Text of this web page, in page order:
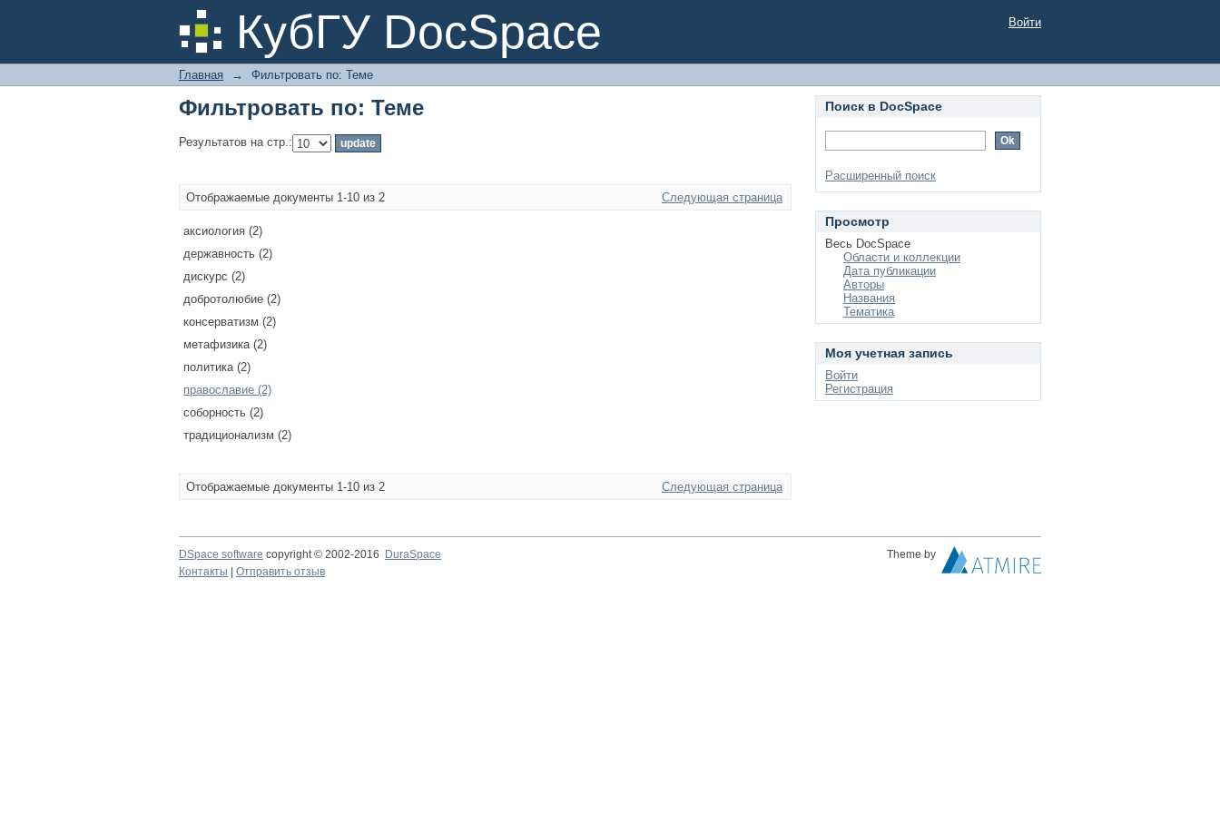
КубГУ DocSpace
Фильтровать по: Теме Войти
Главная → Фильтровать по: Теме
Фильтровать по: Теме
Результатов на стр.:
Отображаемые документы 1-10 из 2 Следующая страница
аксиология (2)
державность (2)
дискурс (2)
добротолюбие (2)
консерватизм (2)
метафизика (2)
политика (2)
православие (2)
соборность (2)
традиционализм (2)
Отображаемые документы 1-10 из 2 Следующая страница
Поиск в DocSpace
Расширенный поиск
Просмотр
Весь DocSpace
Области и коллекции
Дата публикации
Авторы
Названия
Тематика
Моя учетная запись
Войти
Регистрация
DSpace software copyright © 2002-2016 DuraSpace
Theme by
Контакты
Отправить отзыв